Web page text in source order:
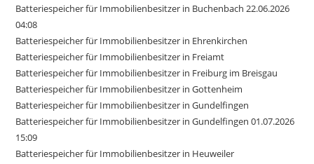
Batteriespeicher für Immobilienbesitzer in Buchenbach 22.06.2026
04:08
Batteriespeicher für Immobilienbesitzer in Ehrenkirchen
Batteriespeicher für Immobilienbesitzer in Freiamt
Batteriespeicher für Immobilienbesitzer in Freiburg im Breisgau
Batteriespeicher für Immobilienbesitzer in Gottenheim
Batteriespeicher für Immobilienbesitzer in Gundelfingen
Batteriespeicher für Immobilienbesitzer in Gundelfingen 01.07.2026
15:09
Batteriespeicher für Immobilienbesitzer in Heuweiler